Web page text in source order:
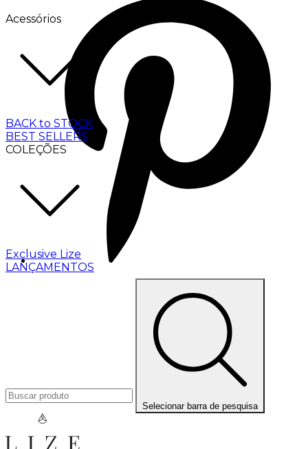
Acessórios
BACK to STOCK
BEST SELLERS
COLEÇÕES
Exclusive Lize
LANÇAMENTOS
Selecionar barra de pesquisa